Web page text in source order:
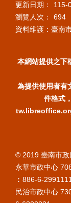
更新日期：
115-
瀏覽人次：
694
資料維護：臺南
本網站提供之
為提供使用者有
件格式
© 2019 臺南市
永華市政中心
︰886-6-2991111
民治市政中心